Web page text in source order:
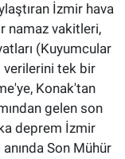
İzmir hava
namaz vakitleri,
(Kuyumcular
verilerini tek bir
Konak'tan
gelen son
deprem İzmir
Son Mühür